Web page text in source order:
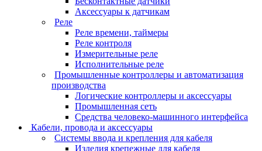
Аксессуары к датчикам
Реле
Реле времени, таймеры
Реле контроля
Измерительные реле
Исполнительные реле
Промышленные контроллеры и автоматизация
производства
Логические контроллеры и аксессуары
Промышленная сеть
Средства человеко-машинного интерфейса
Кабели, провода и аксессуары
Системы ввода и крепления для кабеля
Изделия крепежные для кабеля